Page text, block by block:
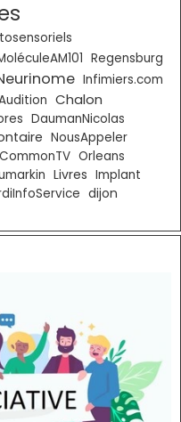
Regensburg
Infimiers.com
Chalon
DaumanNicolas
NousAppeler
CommonTV Orleans
Livres Implant
dijon